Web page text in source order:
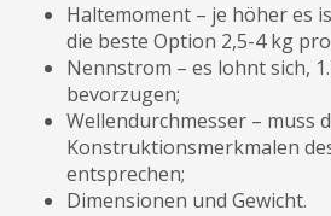
Haltemoment – je höher es
die beste Option 2,5-4 kg pro
Nennstrom – es lohnt sich,
bevorzugen;
Wellendurchmesser – muss
Konstruktionsmerkmalen
entsprechen;
Dimensionen und Gewicht.